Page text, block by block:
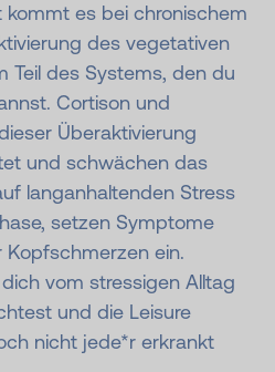
kommt es bei chronischem
des vegetativen
Teil des Systems, den du
Cortison und
Überaktivierung
und schwächen das
langanhaltenden Stress
setzen Symptome
ein.
vom stressigen Alltag
und die Leisure
nicht jede*r erkrankt